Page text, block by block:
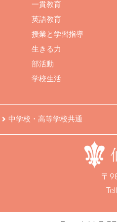
一貫教育
英語教育
授業と学習指導
生きる力
部活動
学校生活
中学校・高等学校共通
〒